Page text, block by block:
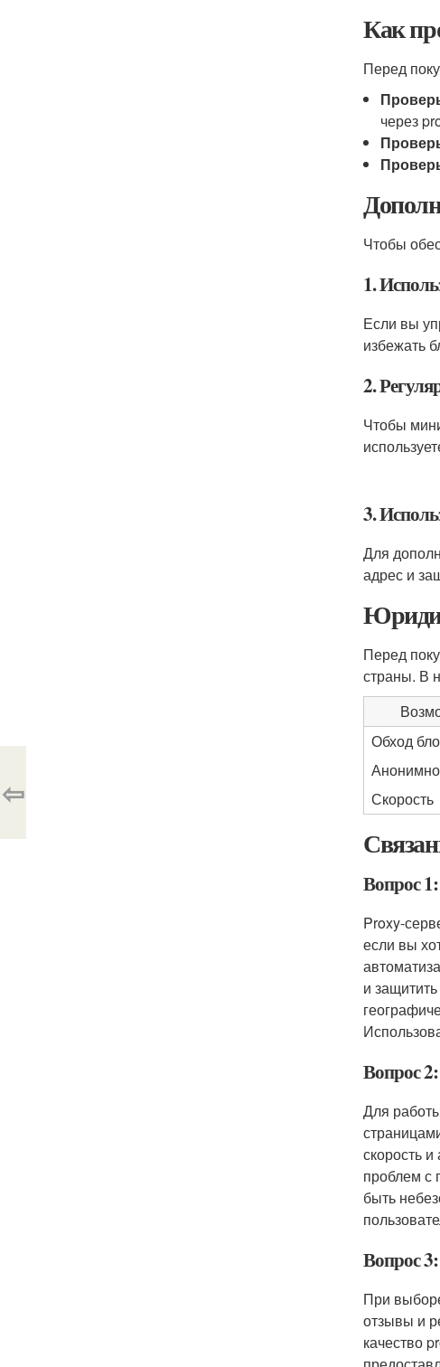
Как
Перед
через
Чтобы
1.
Если вы
избежать
2.
Чтобы
3.
Для
адрес и
Перед
страны. В
Обход
Скорость
Вопрос
Proxy-
если вы
и
Вопрос
Для
скорость
проблем с
быть
Вопрос
При
отзывы и
качество
⇦